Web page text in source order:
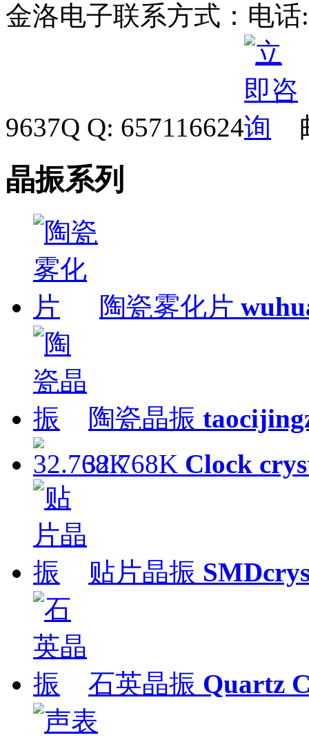
金洛电子联系方式： 电话
9637Q Q: 657116624
晶振系列
陶瓷雾化片
陶瓷晶振
32.768K Clock
贴片晶振
石英晶振 Quartz